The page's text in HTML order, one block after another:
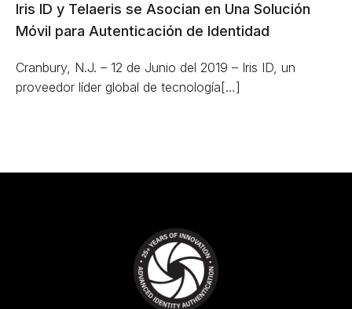
Iris ID y Telaeris se Asocian en Una Solución
Móvil para Autenticación de Identidad
Cranbury, N.J. ­– 12 de Junio del 2019 – Iris ID, un
proveedor líder global de tecnología[…]